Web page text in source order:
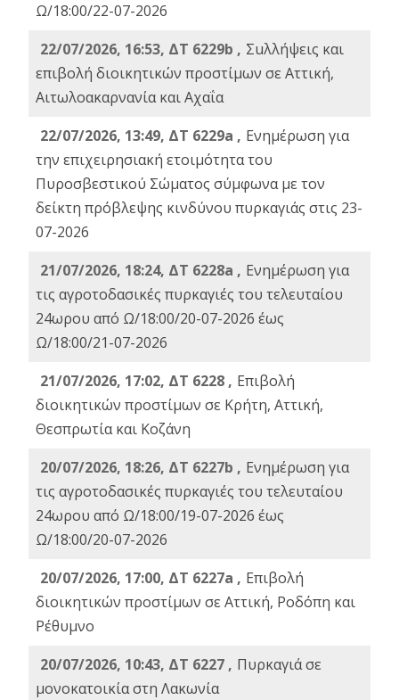
Ω/18:00/22-07-2026
22/07/2026, 16:53, ΔΤ 6229b , Σuλλήψεις και
επιβολή διοικητικών προστίμων σε Αττική,
Αιτωλοακαρνανία και Αχαΐα
22/07/2026, 13:49, ΔΤ 6229a , Ενημέρωση για
την επιχειρησιακή ετοιμότητα του
Πυροσβεστικού Σώματος σύμφωνα με τον
δείκτη πρόβλεψης κινδύνου πυρκαγιάς στις 23-
07-2026
21/07/2026, 18:24, ΔΤ 6228a , Ενημέρωση για
τις αγροτοδασικές πυρκαγιές του τελευταίου
24ωρου από Ω/18:00/20-07-2026 έως
Ω/18:00/21-07-2026
21/07/2026, 17:02, ΔΤ 6228 , Επιβολή
διοικητικών προστίμων σε Κρήτη, Αττική,
Θεσπρωτία και Κοζάνη
20/07/2026, 18:26, ΔΤ 6227b , Ενημέρωση για
τις αγροτοδασικές πυρκαγιές του τελευταίου
24ωρου από Ω/18:00/19-07-2026 έως
Ω/18:00/20-07-2026
20/07/2026, 17:00, ΔΤ 6227a , Επιβολή
διοικητικών προστίμων σε Αττική, Ροδόπη και
Ρέθυμνο
20/07/2026, 10:43, ΔΤ 6227 , Πυρκαγιά σε
μονοκατοικία στη Λακωνία